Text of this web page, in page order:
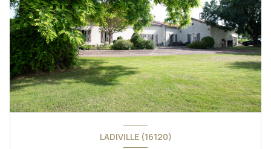
LADIVILLE (16120)